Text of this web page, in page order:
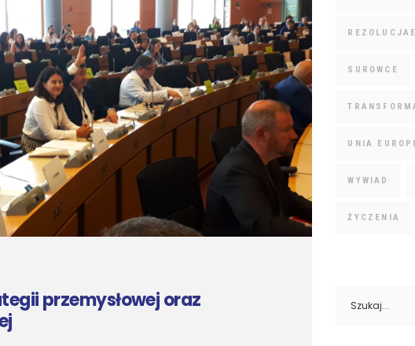
przemysłowej oraz
SUROWCE
UNIA
WYWIAD
ŻYCZENIA
for: